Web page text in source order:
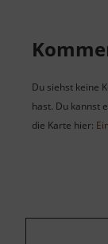
Du siehst keine
hast. Du kannst
die Karte hier: